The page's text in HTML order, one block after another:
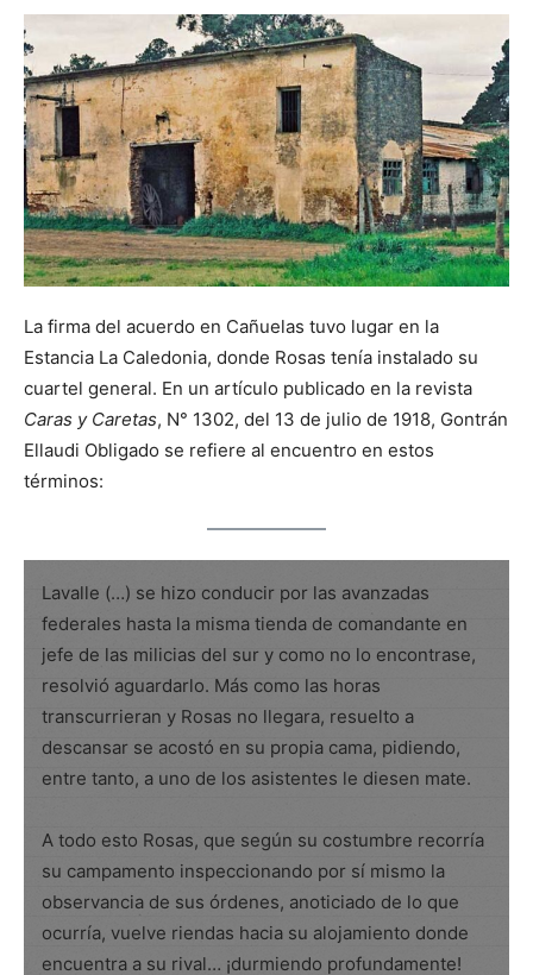
La firma del acuerdo en Cañuelas tuvo lugar en la
Estancia La Caledonia, donde Rosas tenía instalado su
cuartel general. En un artículo publicado en la revista
Caras y Caretas, N° 1302, del 13 de julio de 1918, Gontrán
Ellaudi Obligado se refiere al encuentro en estos
términos:
Lavalle (…) se hizo conducir por las avanzadas
federales hasta la misma tienda de comandante en
jefe de las milicias del sur y como no lo encontrase,
resolvió aguardarlo. Más como las horas
transcurrieran y Rosas no llegara, resuelto a
descansar se acostó en su propia cama, pidiendo,
entre tanto, a uno de los asistentes le diesen mate.
A todo esto Rosas, que según su costumbre recorría
su campamento inspeccionando por sí mismo la
observancia de sus órdenes, anoticiado de lo que
ocurría, vuelve riendas hacia su alojamiento donde
encuentra a su rival… ¡durmiendo profundamente!